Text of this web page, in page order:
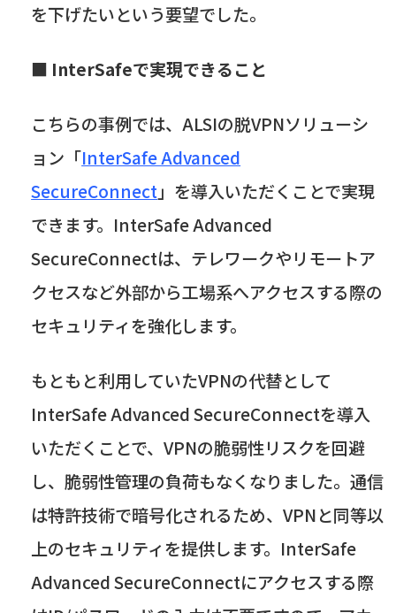
を下げたいという要望でした。
■ InterSafeで実現できること
こちらの事例では、ALSIの脱VPNソリューシ
ョン「InterSafe Advanced
SecureConnect」を導入いただくことで実現
できます。 InterSafe Advanced
SecureConnectは、テレワークやリモートア
クセスなど外部から工場系へアクセスする際の
セキュリティを強化します。
もともと利用していたVPNの代替として
InterSafe Advanced SecureConnectを導入
いただくことで、VPNの脆弱性リスクを回避
し、脆弱性管理の負荷もなくなりました。通信
は特許技術で暗号化されるため、VPNと同等以
上のセキュリティを提供します。 InterSafe
Advanced SecureConnectにアクセスする際